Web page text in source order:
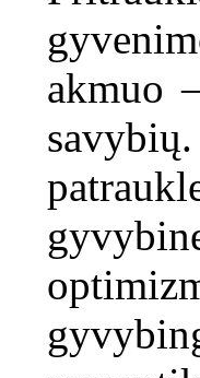
akmuo